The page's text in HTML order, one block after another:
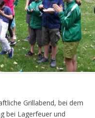
Grillabend, bei dem
bei Lagerfeuer und